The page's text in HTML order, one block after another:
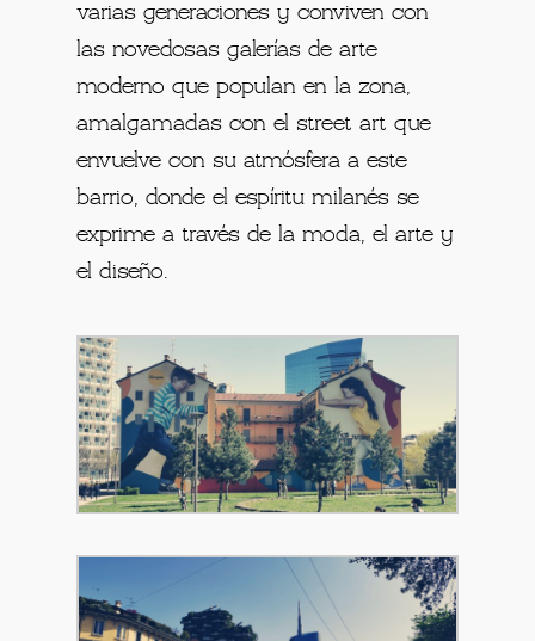
varias generaciones y conviven con
las novedosas galerías de arte
moderno que populan en la zona,
amalgamadas con el street art que
envuelve con su atmósfera a este
barrio, donde el espíritu milanés se
exprime a través de la moda, el arte y
el diseño.